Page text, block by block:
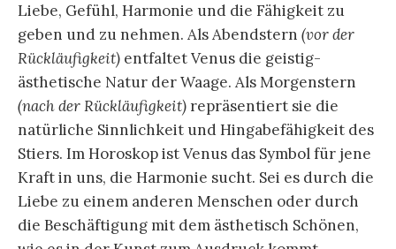
Liebe, Gefühl, Harmonie und die Fähigkeit zu
geben und zu nehmen. Als Abendstern (vor der
Rückläufigkeit) entfaltet Venus die geistig-
ästhetische Natur der Waage. Als Morgenstern
(nach der Rückläufigkeit) repräsentiert sie die
natürliche Sinnlichkeit und Hingabefähigkeit des
Stiers. Im Horoskop ist Venus das Symbol für jene
Kraft in uns, die Harmonie sucht. Sei es durch die
Liebe zu einem anderen Menschen oder durch
die Beschäftigung mit dem ästhetisch Schönen,